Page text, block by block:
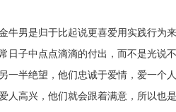
牛男是归于比起说更喜爱用实践行为
日子中点点滴滴的付出，而不是光说
一半绝望，他们忠诚于爱情，爱一个
高兴，他们就会跟着满意，所以也